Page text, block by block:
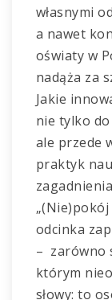
własnymi
a nawet
oświaty w
nadąża za
Jakie
nie tylko
ale przede
praktyk
„(Nie)pokój
odcinka
– zarówno
którym
słowy: to